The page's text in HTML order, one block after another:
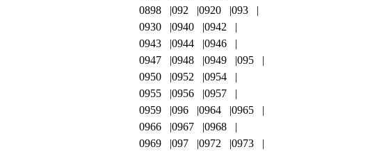
0898
092 0920
093
0930
0940
0942
0943
0944
0946
0947
0948 0949
095
0950
0952
0954
0955
0956
0957
0959
096 0964
0965
0966
0967
0968
0969
097 0972
0973